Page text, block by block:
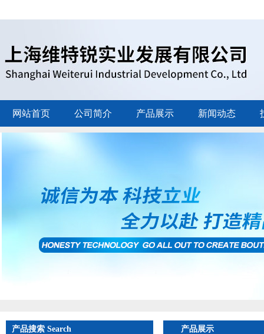
网站首页 公司简介 产品展示 新闻动态
产品搜索 Search 产品展示